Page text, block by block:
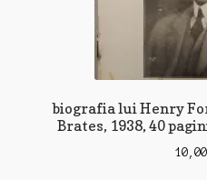
biografia lui Henry
Brates, 1938, 40
10,00